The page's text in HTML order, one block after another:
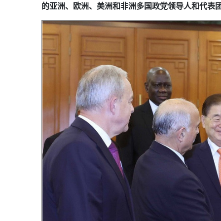
的亚洲、欧洲、美洲和非洲多国政党领导人和代表